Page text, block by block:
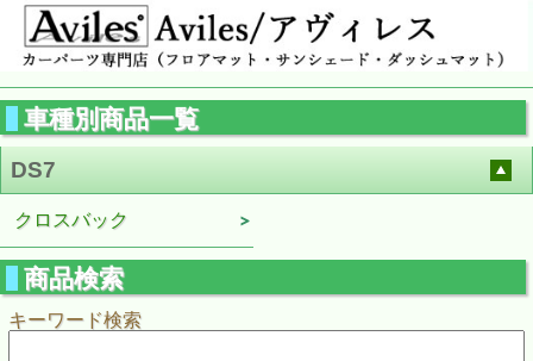
車種別商品一覧
DS7
クロスバック
商品検索
キーワード検索